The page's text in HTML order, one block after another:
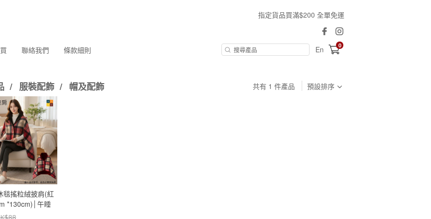
指定貨品買滿$200 全單免運
聯絡我們 條款細則 En 0
/ 服裝配飾 / 帽及配飾 共有 1 件產品 預設排序
毯搖粒絨披肩(紅
*130cm)│午睡
毯│冬季厚款保